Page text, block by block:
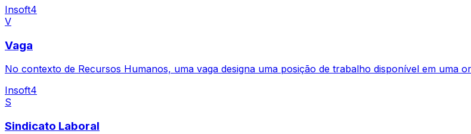
Insoft4
V
Vaga
No contexto de Recursos Humanos, uma vaga designa uma posição de trabalho disponível em uma
Insoft4
S
Sindicato Laboral